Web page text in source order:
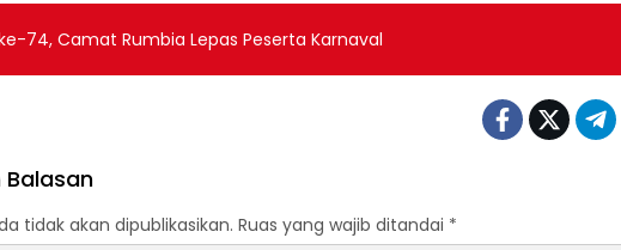
ke-74, Camat Rumbia Lepas Peserta Karnaval
Balasan
tidak akan dipublikasikan. Ruas yang wajib ditandai *